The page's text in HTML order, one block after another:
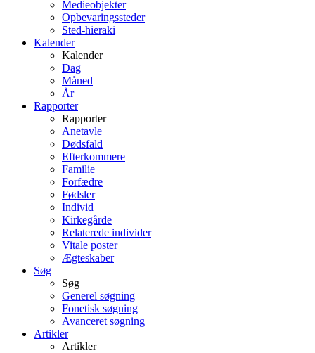
Medieobjekter
Opbevaringssteder
Sted-hieraki
Kalender
Kalender
Dag
Måned
År
Rapporter
Rapporter
Anetavle
Dødsfald
Efterkommere
Familie
Forfædre
Fødsler
Individ
Kirkegårde
Relaterede individer
Vitale poster
Ægteskaber
Søg
Søg
Generel søgning
Fonetisk søgning
Avanceret søgning
Artikler
Artikler